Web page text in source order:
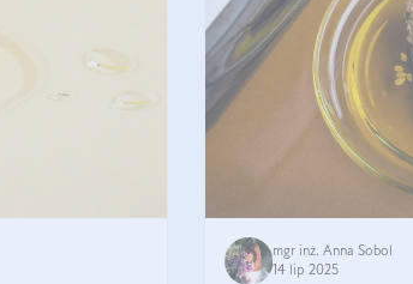
mgr inż. Anna Sobol
14 lip 2025